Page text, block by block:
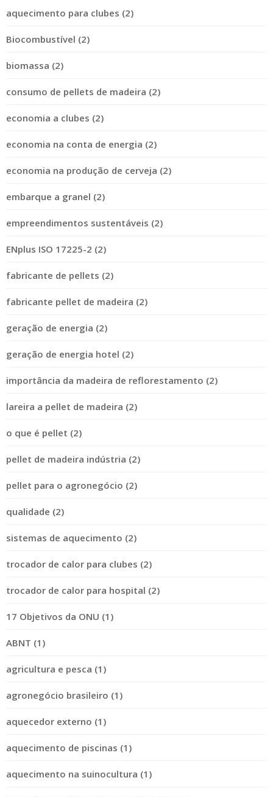
aquecimento para clubes (2)
Biocombustível (2)
biomassa (2)
consumo de pellets de madeira (2)
economia a clubes (2)
economia na conta de energia (2)
economia na produção de cerveja (2)
embarque a granel (2)
empreendimentos sustentáveis (2)
ENplus ISO 17225-2 (2)
fabricante de pellets (2)
fabricante pellet de madeira (2)
geração de energia (2)
geração de energia hotel (2)
importância da madeira de reflorestamento (2)
lareira a pellet de madeira (2)
o que é pellet (2)
pellet de madeira indústria (2)
pellet para o agronegócio (2)
qualidade (2)
sistemas de aquecimento (2)
trocador de calor para clubes (2)
trocador de calor para hospital (2)
17 Objetivos da ONU (1)
ABNT (1)
agricultura e pesca (1)
agronegócio brasileiro (1)
aquecedor externo (1)
aquecimento de piscinas (1)
aquecimento na suinocultura (1)